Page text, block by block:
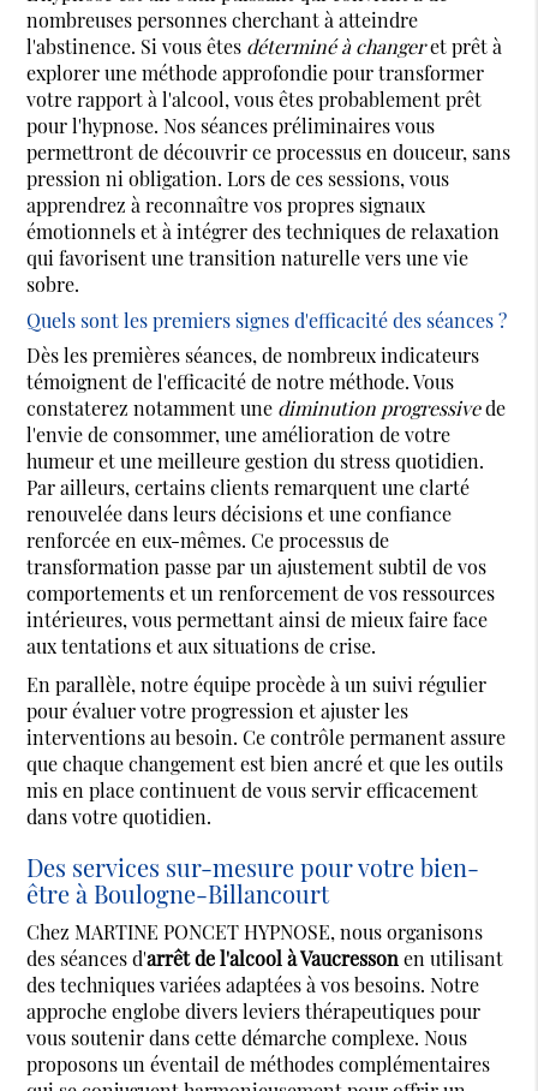
nombreuses personnes cherchant à atteindre
l'abstinence. Si vous êtes déterminé à changeret prêt à
explorer une méthode approfondie pour transformer
votre rapport à l'alcool, vous êtes probablement prêt
pour l'hypnose. Nos séances préliminaires vous
permettront de découvrir ce processus en douceur, sans
pression ni obligation. Lors de ces sessions, vous
apprendrez à reconnaître vos propres signaux
émotionnels et à intégrer des techniques de relaxation
qui favorisent une transition naturelle vers une vie
sobre.
Quels sont les premiers signes d'efficacité des séances ?
Dès les premières séances, de nombreux indicateurs
témoignent de l'efficacité de notre méthode. Vous
constaterez notamment une diminution progressivede
l'envie de consommer, une amélioration de votre
humeur et une meilleure gestion du stress quotidien.
Par ailleurs, certains clients remarquent une clarté
renouvelée dans leurs décisions et une confiance
renforcée en eux-mêmes. Ce processus de
transformation passe par un ajustement subtil de vos
comportements et un renforcement de vos ressources
intérieures, vous permettant ainsi de mieux faire face
aux tentations et aux situations de crise.
En parallèle, notre équipe procède à un suivi régulier
pour évaluer votre progression et ajuster les
interventions au besoin. Ce contrôle permanent assure
que chaque changement est bien ancré et que les outils
mis en place continuent de vous servir efficacement
dans votre quotidien.
Des services sur-mesure pour votre bien-
être à Boulogne-Billancourt
Chez MARTINE PONCET HYPNOSE, nous organisons
des séances d'arrêt de l'alcool à Vaucresson en utilisant
des techniques variées adaptées à vos besoins. Notre
approche englobe divers leviers thérapeutiques pour
vous soutenir dans cette démarche complexe. Nous
proposons un éventail de méthodes complémentaires